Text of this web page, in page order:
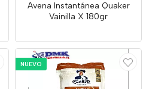
Avena Instantánea Quaker
Vainilla X 180gr
NUEVO